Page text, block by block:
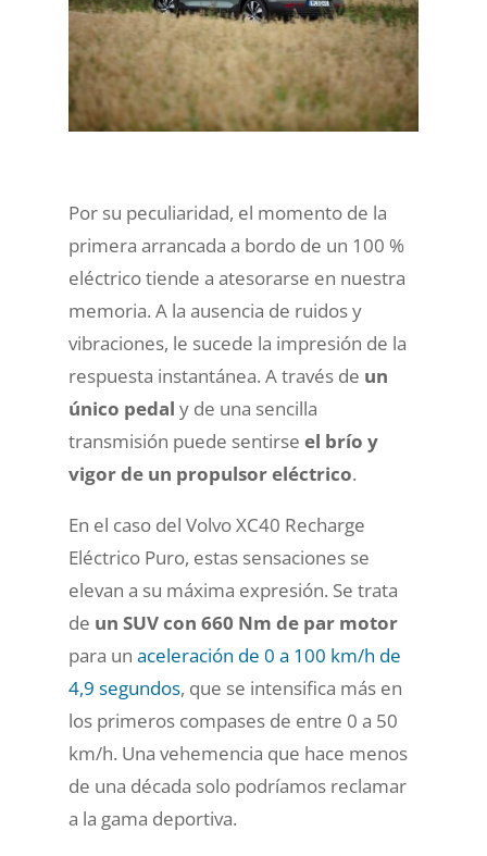
Por su peculiaridad, el momento de la
primera arrancada a bordo de un 100 %
eléctrico tiende a atesorarse en nuestra
memoria. A la ausencia de ruidos y
vibraciones, le sucede la impresión de la
respuesta instantánea. A través de un
único pedal y de una sencilla
transmisión puede sentirse el brío y
vigor de un propulsor eléctrico.
En el caso del Volvo XC40 Recharge
Eléctrico Puro, estas sensaciones se
elevan a su máxima expresión. Se trata
de un SUV con 660 Nm de par motor
para un aceleración de 0 a 100 km/h de
4,9 segundos, que se intensifica más en
los primeros compases de entre 0 a 50
km/h. Una vehemencia que hace menos
de una década solo podríamos reclamar
a la gama deportiva.